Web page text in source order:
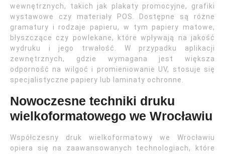
wewnętrznych, takich jak plakaty promocyjne, grafiki
wystawowe czy materiały POS. Dostępne są różne
gramatury i rodzaje papieru, w tym papiery matowe,
błyszczące czy powlekane, które wpływają na jakość
wydruku i jego trwałość. W przypadku aplikacji
zewnętrznych, gdzie wymagana jest większa
odporność na wilgoć i promieniowanie UV, stosuje się
specjalistyczne papiery lub laminaty ochronne.
Nowoczesne techniki druku
wielkoformatowego we Wrocławiu
Współczesny druk wielkoformatowy we Wrocławiu
opiera się na zaawansowanych technologiach, które